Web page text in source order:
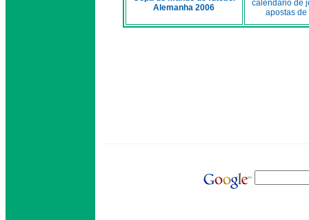
Alemanha 2006
calendário de
apostas de